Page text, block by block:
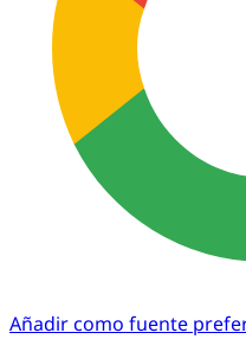
Añadir como fuente